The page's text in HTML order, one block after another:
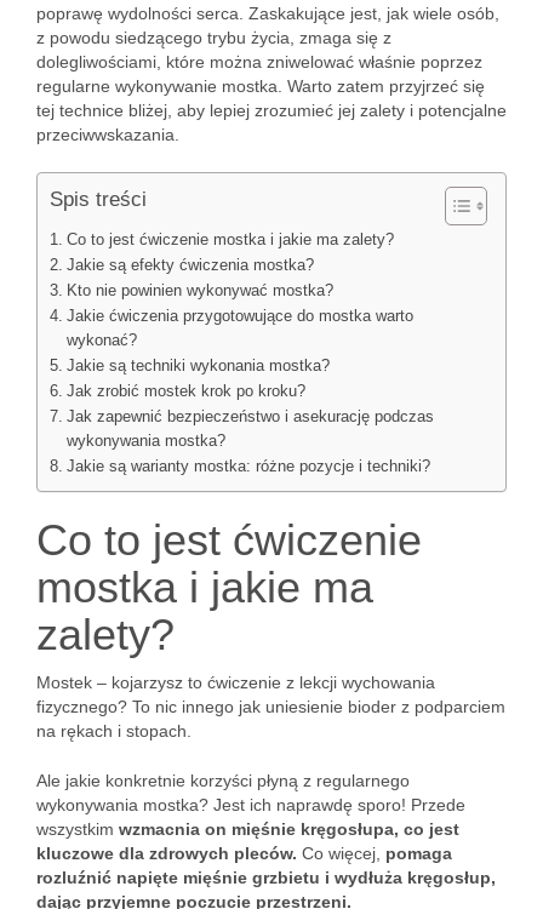
poprawę wydolności serca. Zaskakujące jest, jak wiele osób,
z powodu siedzącego trybu życia, zmaga się z
dolegliwościami, które można zniwelować właśnie poprzez
regularne wykonywanie mostka. Warto zatem przyjrzeć się
tej technice bliżej, aby lepiej zrozumieć jej zalety i potencjalne
przeciwwskazania.
Spis treści
Co to jest ćwiczenie mostka i jakie ma zalety?
Jakie są efekty ćwiczenia mostka?
Kto nie powinien wykonywać mostka?
Jakie ćwiczenia przygotowujące do mostka warto
wykonać?
Jakie są techniki wykonania mostka?
Jak zrobić mostek krok po kroku?
Jak zapewnić bezpieczeństwo i asekurację podczas
wykonywania mostka?
Jakie są warianty mostka: różne pozycje i techniki?
Co to jest ćwiczenie
mostka i jakie ma
zalety?
Mostek – kojarzysz to ćwiczenie z lekcji wychowania
fizycznego? To nic innego jak uniesienie bioder z podparciem
na rękach i stopach.
Ale jakie konkretnie korzyści płyną z regularnego
wykonywania mostka? Jest ich naprawdę sporo! Przede
wszystkim wzmacnia on mięśnie kręgosłupa, co jest
kluczowe dla zdrowych pleców. Co więcej, pomaga
rozluźnić napięte mięśnie grzbietu i wydłuża kręgosłup,
dając przyjemne poczucie przestrzeni.